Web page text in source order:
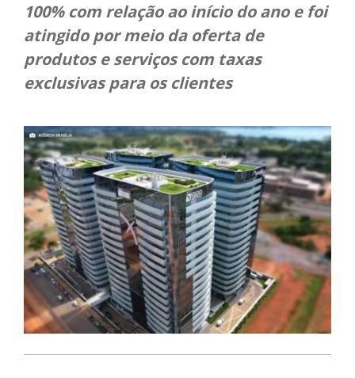
100% com relação ao início do ano e foi
atingido por meio da oferta de
produtos e serviços com taxas
exclusivas para os clientes